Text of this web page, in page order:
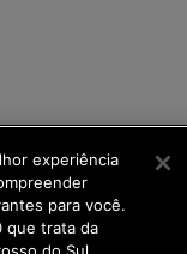
experiência
para você.
que trata da